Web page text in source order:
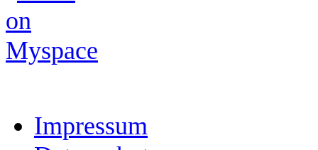
Impressum